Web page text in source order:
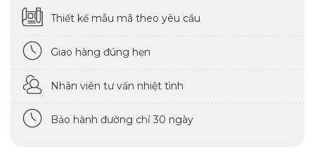
Thiết kế mẫu mã theo yêu cầu
Giao hàng đúng hẹn
Nhân viên tư vấn nhiệt tình
Bảo hành đường chỉ 30 ngày